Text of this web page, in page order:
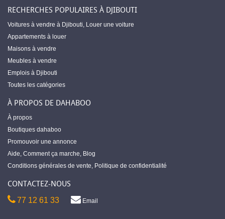
RECHERCHES POPULAIRES À DJIBOUTI
Voitures à vendre à Djibouti, Louer une voiture
Appartements à louer
Maisons à vendre
Meubles à vendre
Emplois à Djibouti
Toutes les catégories
À PROPOS DE DAHABOO
À propos
Boutiques dahaboo
Promouvoir une annonce
Aide, Comment ça marche, Blog
Conditions générales de vente, Politique de confidentialité
CONTACTEZ-NOUS
77 12 61 33 Email